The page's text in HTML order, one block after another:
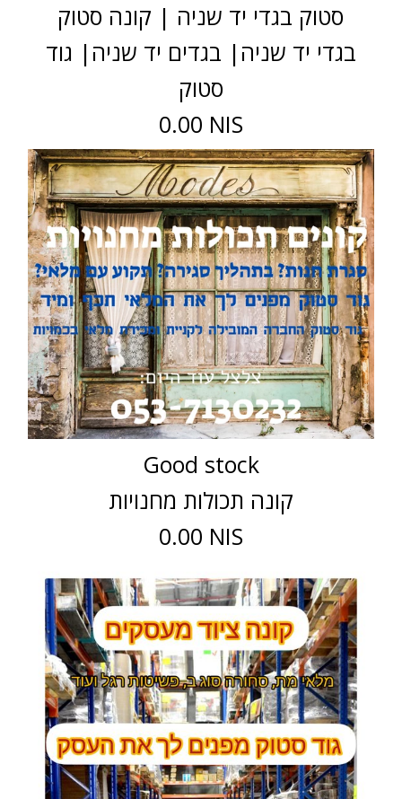
סטוק בגדי יד שניה | קונה סטוק
בגדי יד שניה| בגדים יד שניה| גוד
סטוק
0.00 NIS
Good stock
קונה תכולות מחנויות
0.00 NIS